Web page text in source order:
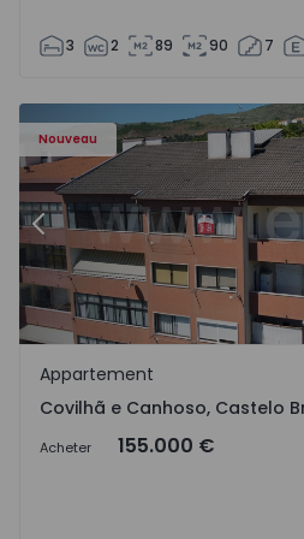
3 2 89 90 7
Nouveau
- 18
Appartement T2 Covilhã,
Précédent
Covilhã e Canhoso, Castelo
Appartement
Covilhã e Canhoso, Castelo
Acheter 155.000 €